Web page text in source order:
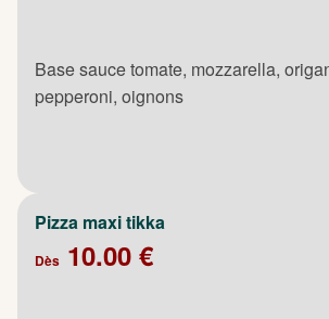
Base sauce tomate, mozzarella,
pepperoni, oignons
Pizza maxi tikka
Dès 10.00 €